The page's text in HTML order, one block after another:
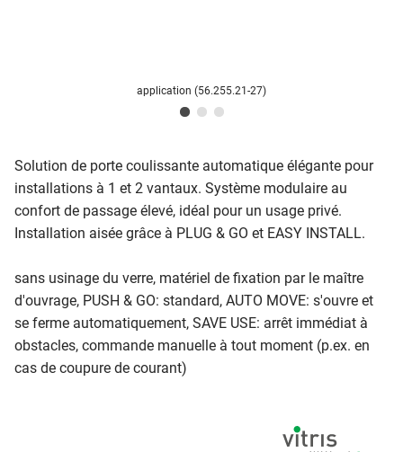
application (56.255.21-27)
Solution de porte coulissante automatique élégante pour
installations à 1 et 2 vantaux. Système modulaire au
confort de passage élevé, idéal pour un usage privé.
Installation aisée grâce à PLUG & GO et EASY INSTALL.
sans usinage du verre, matériel de fixation par le maître
d'ouvrage, PUSH & GO: standard, AUTO MOVE: s'ouvre et
se ferme automatiquement, SAVE USE: arrêt immédiat à
obstacles, commande manuelle à tout moment (p.ex. en
cas de coupure de courant)